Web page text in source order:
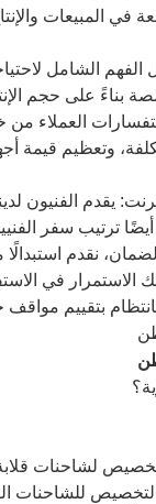
في المبيعات
الشامل
على حجم
العملاء من
وتعظيم قيمة
يقدم الفنيون
أيضًا ترتيب سفر
لشاحنات
التخصيص للشاحنات